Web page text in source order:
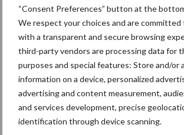
“Consent Preferences” button at the
We respect your choices and are committed
with a transparent and secure browsing
third-party vendors are processing data for
purposes and special features: Store and/or
information on a device, personalized
advertising and content measurement,
and services development, precise
identification through device scanning.
Primaire
Sidebar
Recent nieuws
Toon meer